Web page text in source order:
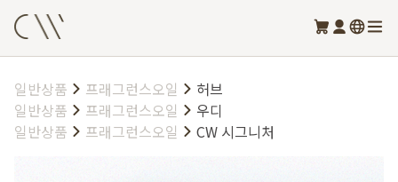
일반상품 프래그런스오일
허브
일반상품
프래그런스오일
우디
일반상품
프래그런스오일 CW 시그니처